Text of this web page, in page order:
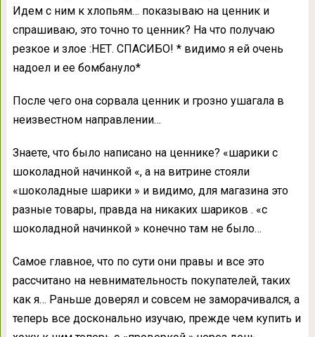
Идем с ним к хлопьям… показываю на ценник и
спрашиваю, это точно то ценник? На что получаю
резкое и злое :НЕТ. СПАСИБО! * видимо я ей очень
надоел и ее бомбануло*
После чего она сорвала ценник и грозно ушагала в
неизвестном направлении…
Знаете, что было написано на ценнике? «шарики с
шоколадной начинкой «, а на витрине стояли
«шоколадные шарики » и видимо, для магазина это
разные товары, правда на никаких шариков . «с
шоколадной начинкой » конечно там не было…
Самое главное, что по сути они правы и все это
рассчитано на невнимательность покупателей, таких
как я… Раньше доверял и совсем не заморачивался, а
теперь все досконально изучаю, прежде чем купить и